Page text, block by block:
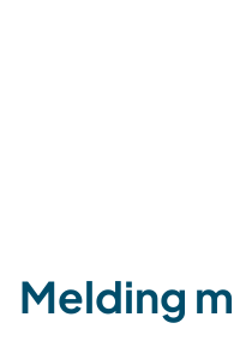
Melding